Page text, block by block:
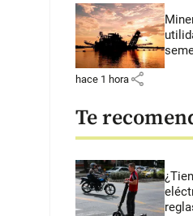
hace 1 hora share
Te